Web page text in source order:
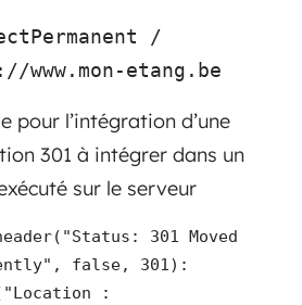
/
www.mon-etang.be
pour l’intégration d’une
301 à intégrer dans un
sur le serveur
301 Moved
false, 301):
: